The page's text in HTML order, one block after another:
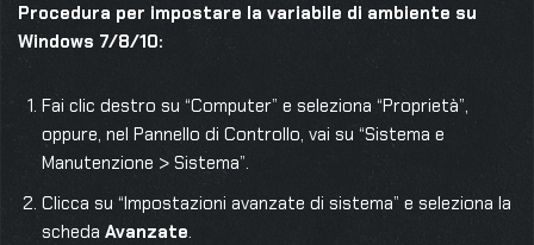
Procedura per impostare la variabile di ambiente su
Windows 7/8/10:
Fai clic destro su “Computer” e seleziona “Proprietà”,
oppure, nel Pannello di Controllo, vai su “Sistema e
Manutenzione > Sistema”.
Clicca su “Impostazioni avanzate di sistema” e seleziona la
scheda Avanzate.